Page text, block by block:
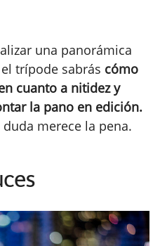
una panorámica
trípode sabrás cómo
cuanto a nitidez y
la pano en edición.
merece la pena.